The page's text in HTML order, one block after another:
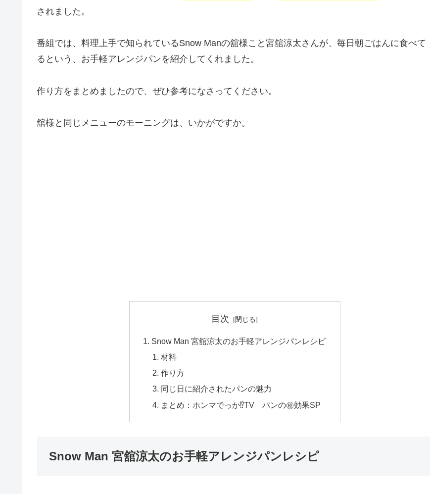
されました。
番組では、料理上手で知られているSnow Manの舘様こと宮舘涼太さんが、毎日朝ごはんに食べて
るという、お手軽アレンジパンを紹介してくれました。
作り方をまとめましたので、ぜひ参考になさってください。
舘様と同じメニューのモーニングは、いかがですか。
目次
Snow Man 宮舘涼太のお手軽アレンジパンレシピ
材料
作り方
同じ日に紹介されたパンの魅力
まとめ：ホンマでっか⁉TV パンの㊙効果SP
Snow Man 宮舘涼太のお手軽アレンジパンレシピ